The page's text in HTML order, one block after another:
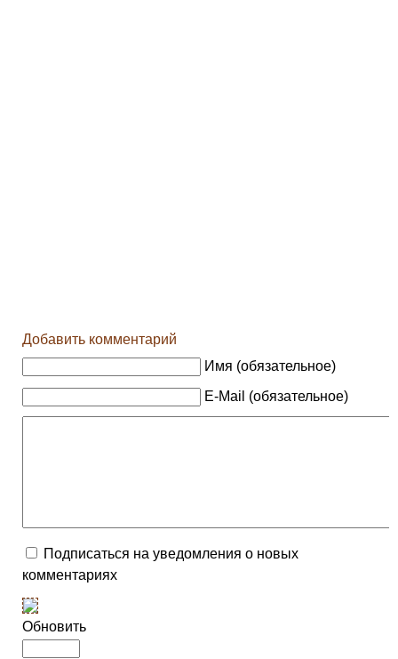
Добавить комментарий
Имя (обязательное)
E-Mail (обязательное)
Подписаться на уведомления о новых
комментариях
Обновить